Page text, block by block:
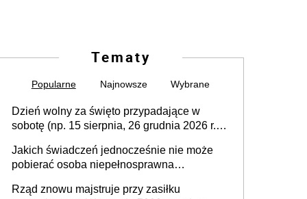
Tematy
Popularne Najnowsze Wybrane
Dzień wolny za święto przypadające w
sobotę (np. 15 sierpnia, 26 grudnia 2026 r.) –
pracodawcy (sektor prywatny i administracja
publiczna), najczęstsze pytania
Jakich świadczeń jednocześnie nie może
pobierać osoba niepełnosprawna
Rząd znowu majstruje przy zasiłku